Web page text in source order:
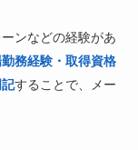
ンなどの経験があ
務経験・取得資格
することで、メー